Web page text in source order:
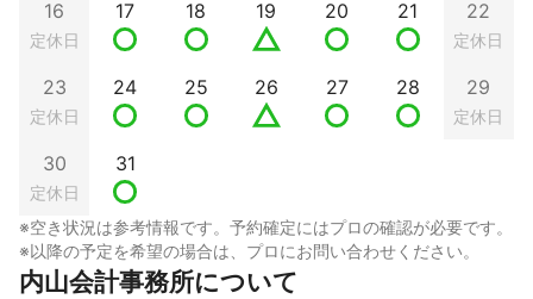
16
定休日
17 18 19 20 21 22
定休日
23
定休日
24 25 26 27 28 29
定休日
30
定休日
31
※空き状況は参考情報です。予約確定にはプロの確認が必要です。
※以降の予定を希望の場合は、プロにお問い合わせください。
内山会計事務所について